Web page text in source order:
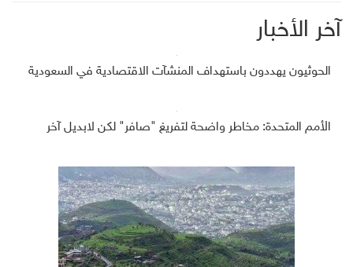
آخر الأخبار
الحوثيون يهددون باستهداف المنشآت الاقتصادية في السعودية
الأمم المتحدة: مخاطر واضحة لتفريغ "صافر" لكن لابديل آخر